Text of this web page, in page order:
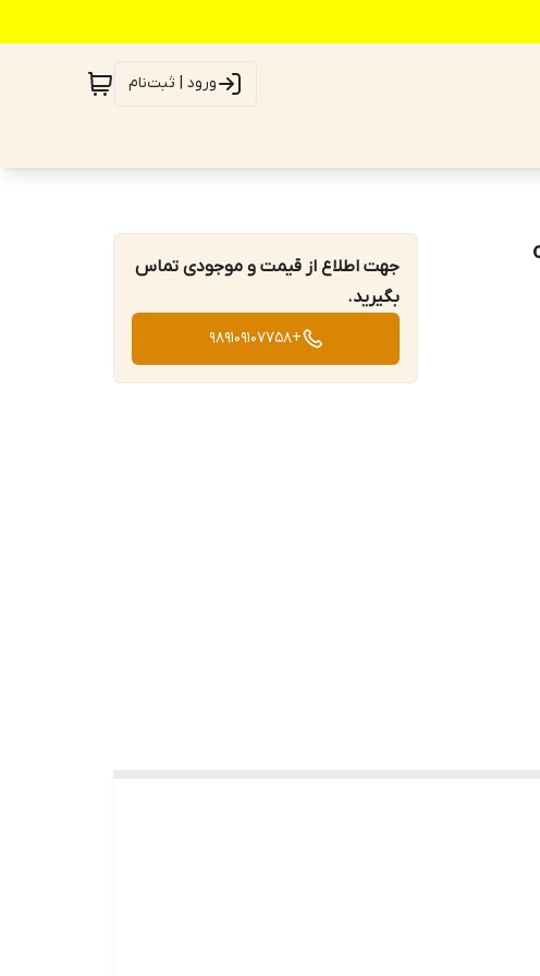
ورود | ثبت‌نام
جهت اطلاع از قیمت و موجودی تماس
بگیرید.
+989109107758